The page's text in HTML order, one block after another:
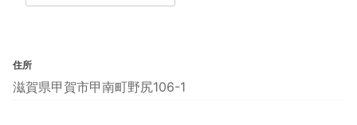
住所
滋賀県甲賀市甲南町野尻106-1